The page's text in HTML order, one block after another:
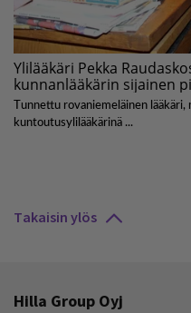
Takaisin ylös
Hilla Group Oyj